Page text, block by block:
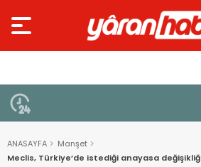
ANASAYFA
Manşet
Meclis, Türkiye’de istediği anayasa